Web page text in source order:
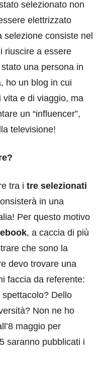
selezionato non
elettrizzato
selezione consiste nel
riuscire a essere
una persona in
ho un blog in cui
e di viaggio, ma
un “influencer”,
televisione!
tra i tre selezionati
in una
Per questo motivo
, a caccia di più
che sono la
devo trovare una
faccia da referente:
Dello
Non ne ho
maggio per
saranno pubblicati i